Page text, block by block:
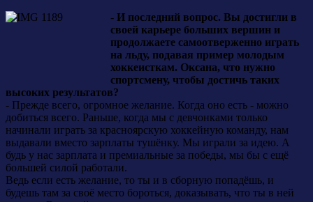
- И последний вопрос. Вы достигли в
своей карьере больших вершин и
продолжаете самоотверженно играть
на льду, подавая пример молодым
хоккеисткам. Оксана, что нужно
спортсмену, чтобы достичь таких
высоких результатов?
- Прежде всего, огромное желание. Когда оно есть - можно
добиться всего. Раньше, когда мы с девчонками только
начинали играть за красноярскую хоккейную команду, нам
выдавали вместо зарплаты тушёнку. Мы играли за идею. А
будь у нас зарплата и премиальные за победы, мы бы с ещё
большей силой работали.
Ведь если есть желание, то ты и в сборную попадёшь, и
будешь там за своё место бороться, доказывать, что ты в ней